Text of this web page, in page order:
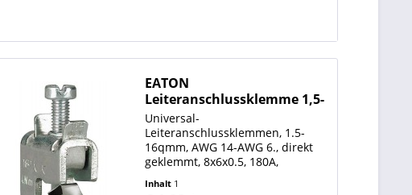
EATON
Leiteranschlussklemme 1,5-
16 mm² f.5mm
Universal-
Leiteranschlussklemmen, 1.5-
16qmm, AWG 14-AWG 6., direkt
geklemmt, 8x6x0.5, 180A,
Flachschienen, Breite=11,5mm,
Inhalt 1